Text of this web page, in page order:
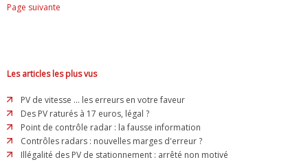
Page suivante
Les articles les plus vus
PV de vitesse ... les erreurs en votre faveur
Des PV raturés à 17 euros, légal ?
Point de contrôle radar : la fausse information
Contrôles radars : nouvelles marges d'erreur ?
Illégalité des PV de stationnement : arrêté non motivé